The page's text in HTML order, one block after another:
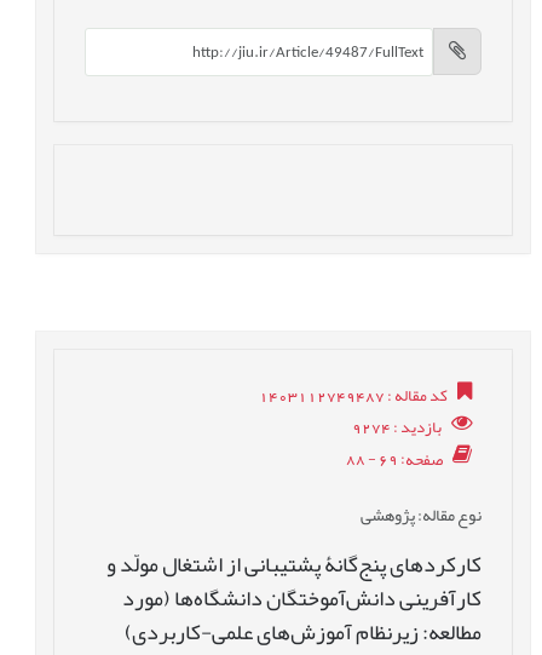
کد مقاله: 1403112749487
بازدید: 9274
صفحه: 69 - 88
نوع مقاله: پژوهشی
کارکردهای پنج‌گانۀ پشتیبانی از اشتغال مولّد و
کارآفرینی دانش‌آموختگان دانشگاه‌ها (مورد
مطالعه: زیرنظام آموزش‌های علمی-کاربردی)